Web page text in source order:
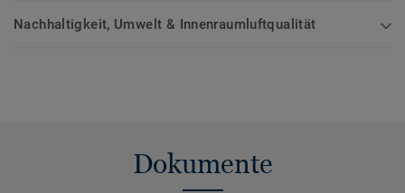
Nachhaltigkeit, Umwelt & Innenraumluftqualität
Dokumente